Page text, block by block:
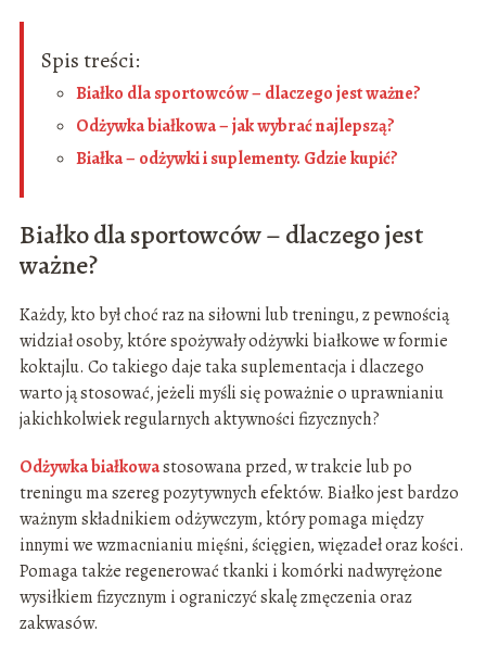
Spis treści:
Białko dla sportowców – dlaczego jest ważne?
Odżywka białkowa – jak wybrać najlepszą?
Białka – odżywki i suplementy. Gdzie kupić?
Białko dla sportowców – dlaczego jest
ważne?
Każdy, kto był choć raz na siłowni lub treningu, z pewnością
widział osoby, które spożywały odżywki białkowe w formie
koktajlu. Co takiego daje taka suplementacja i dlaczego
warto ją stosować, jeżeli myśli się poważnie o uprawnianiu
jakichkolwiek regularnych aktywności fizycznych?
Odżywka białkowastosowana przed, w trakcie lub po
treningu ma szereg pozytywnych efektów. Białko jest bardzo
ważnym składnikiem odżywczym, który pomaga między
innymi we wzmacnianiu mięśni, ścięgien, więzadeł oraz kości.
Pomaga także regenerować tkanki i komórki nadwyrężone
wysiłkiem fizycznym i ograniczyć skalę zmęczenia oraz
zakwasów.